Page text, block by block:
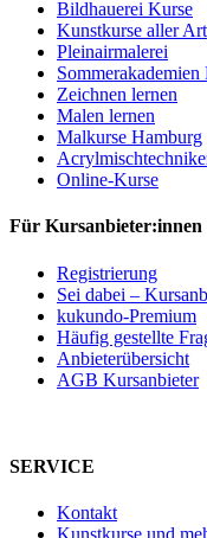
Bildhauerei Kurse
Kunstkurse aller Art
Pleinairmalerei
Sommerakademien
Zeichnen lernen
Malen lernen
Malkurse Hamburg
Online-Kurse
Für Kursanbieter:innen
Registrierung
Sei dabei –
kukundo-Premium
Häufig gestellte
Anbieterübersicht
AGB Kursanbieter
SERVICE
Kontakt